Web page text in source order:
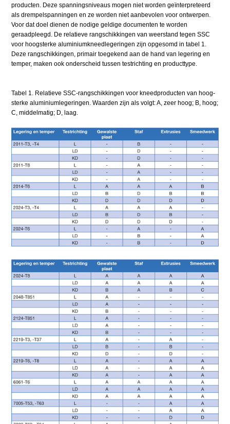
producten. Deze spanningsniveaus mogen niet worden geïnterpreteerd
als drempelspanningen en ze worden niet aanbevolen voor ontwerpen.
Voor dat doel dienen de nodige geldige documenten te worden
geraadpleegd. De relatieve rangschikkingen van weerstand tegen SSC
voor hoogsterke aluminiumkneedlegeringen zijn opgesomd in tabel 1.
Deze rangschikkingen, primair toegekend aan de hand van legering en
temper, maken ook onderscheid tussen testrichting en producttype.
Tabel 1. Relatieve SSC-rangschikkingen voor kneedproducten van hoog-
sterke aluminiumlegeringen. Waarden zijn als volgt: A, zeer hoog; B, hoog;
C, middelmatig; D, laag.